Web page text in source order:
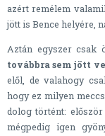
azért remélem
jött is Bence helyére,
Aztán egyszer csak
továbbra sem jött
elől, de valahogy
hogy ez milyen
dolog történt: először
mégpedig igen